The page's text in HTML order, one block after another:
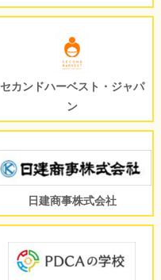
セカンドハーベスト・ジャパ
ン
日建商事株式会社